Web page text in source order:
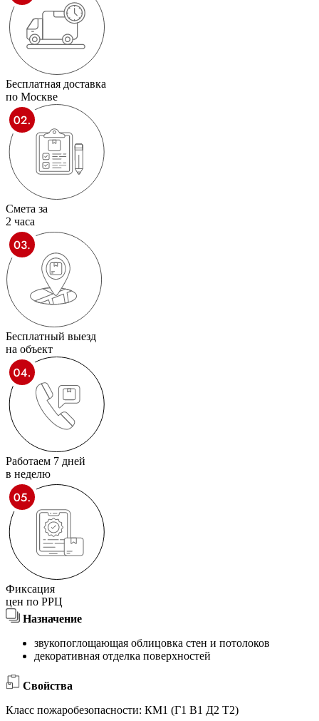
Бесплатная доставка
по Москве
Смета за
2 часа
Бесплатный выезд
на объект
Работаем 7 дней
в неделю
Фиксация
цен по РРЦ
Назначение
звукопоглощающая облицовка стен и потолоков
декоративная отделка поверхностей
Свойства
Класс пожаробезопасности: КМ1 (Г1 В1 Д2 Т2)